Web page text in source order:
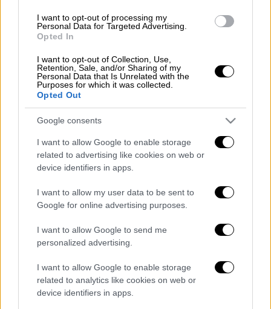
I want to opt-out of processing my
Personal Data for Targeted Advertising.
Opted In
I want to opt-out of Collection, Use,
Retention, Sale, and/or Sharing of my
Personal Data that Is Unrelated with the
Purposes for which it was collected.
Opted Out
Google consents
I want to allow Google to enable storage
related to advertising like cookies on web or
device identifiers in apps.
I want to allow my user data to be sent to
Google for online advertising purposes.
I want to allow Google to send me
personalized advertising.
I want to allow Google to enable storage
related to analytics like cookies on web or
device identifiers in apps.
Η κακή πορεία της ομάδας κατά την
τρέχουσα σεζόν με μόλις πέντε νίκες έπειτα
από 26 αγωνιστικές και με τη Λιντς να
βρίσκεται οριακά πάνω απ' τη ζώνη του
υποβιβασμού (στο +2 απ' την 18η Μπέρνλι),
οι διοικούντες τον σύλλογο επιχειρούν
ένα... ηλεκτροσόκ φοβούμενοι μην χαθεί η
κατηγορία.
«Αυτή ήταν η πιο σκληρή απόφαση που
έπρεπε να πάρω κατά τη διάρκεια της
θητείας μου στη Λιντς, λαμβάνοντας υπόψιν
την επιτυχία που είχε ο Μαρτσέλο στον
σύλλογο. Είχαμε τρεις απίστευτες σεζόν,
άλλαξε το στάτους του συλλόγου κι έφερε
μία νοοτροπία νικητή σε όλους μας. Ωστόσο
συλλόγου, πιστεύω ότι απαιτείται μία
αλλαγή τώρα για να διασφαλίσουμε την